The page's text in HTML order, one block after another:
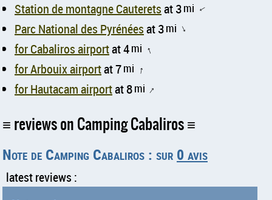
Station de montagne Cauteretsat 3mi ↑
Parc National des Pyrénéesat 3mi ↑
for Cabaliros airportat 4mi ↑
for Arbouix airportat 7mi ↑
for Hautacam airportat 8mi ↑
reviews on Camping Cabaliros
Note de Camping Cabaliros : sur 0 avis
latest reviews :